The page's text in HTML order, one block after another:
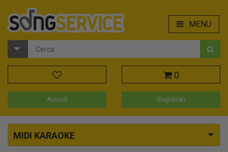
MENU
0
Accedi Registrati
MIDI KARAOKE